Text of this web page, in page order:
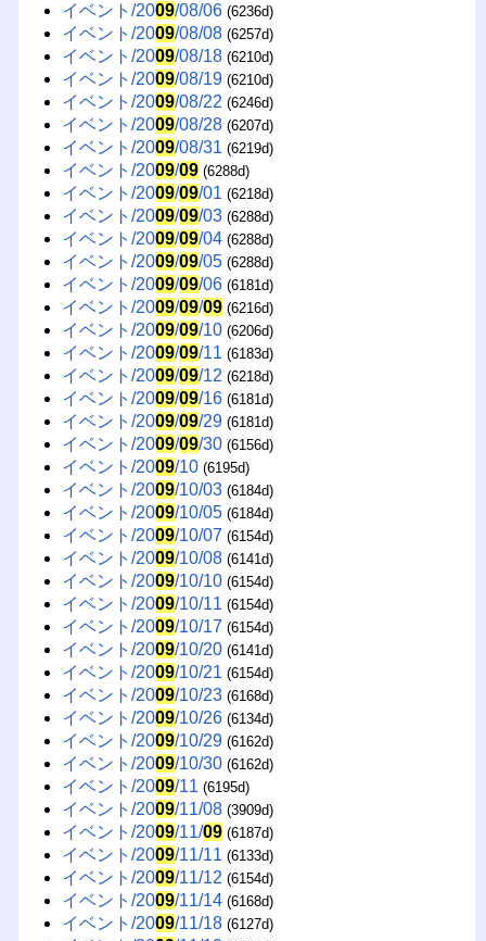
イベント/2009/08/06 (6236d)
イベント/2009/08/08 (6257d)
イベント/2009/08/18 (6210d)
イベント/2009/08/19 (6210d)
イベント/2009/08/22 (6246d)
イベント/2009/08/28 (6207d)
イベント/2009/08/31 (6219d)
イベント/2009/09 (6288d)
イベント/2009/09/01 (6218d)
イベント/2009/09/03 (6288d)
イベント/2009/09/04 (6288d)
イベント/2009/09/05 (6288d)
イベント/2009/09/06 (6181d)
イベント/2009/09/09 (6216d)
イベント/2009/09/10 (6206d)
イベント/2009/09/11 (6183d)
イベント/2009/09/12 (6218d)
イベント/2009/09/16 (6181d)
イベント/2009/09/29 (6181d)
イベント/2009/09/30 (6156d)
イベント/2009/10 (6195d)
イベント/2009/10/03 (6184d)
イベント/2009/10/05 (6184d)
イベント/2009/10/07 (6154d)
イベント/2009/10/08 (6141d)
イベント/2009/10/10 (6154d)
イベント/2009/10/11 (6154d)
イベント/2009/10/17 (6154d)
イベント/2009/10/20 (6141d)
イベント/2009/10/21 (6154d)
イベント/2009/10/23 (6168d)
イベント/2009/10/26 (6134d)
イベント/2009/10/29 (6162d)
イベント/2009/10/30 (6162d)
イベント/2009/11 (6195d)
イベント/2009/11/08 (3909d)
イベント/2009/11/09 (6187d)
イベント/2009/11/11 (6133d)
イベント/2009/11/12 (6154d)
イベント/2009/11/14 (6168d)
イベント/2009/11/18 (6127d)